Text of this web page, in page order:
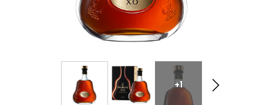
+1